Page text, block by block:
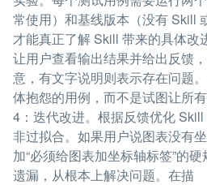
常使用）和基线版本（没有 Skill
才能真正了解 Skill 带来的具体改
让用户查看输出结果并给出反馈
意，有文字说明则表示存在问题
体抱怨的用例，而不是试图让所
4：迭代改进。根据反馈优化
非过拟合。如果用户说图表没有
加“必须给图表加坐标轴标签”的
遗漏，从根本上解决问题。在描